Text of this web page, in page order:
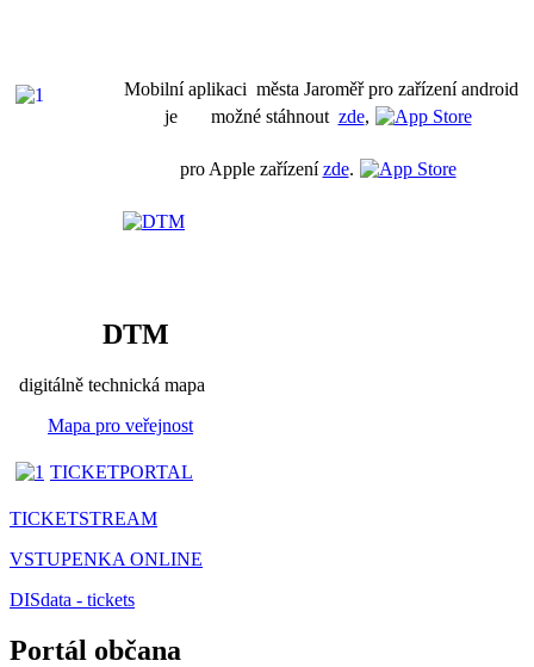
Mobilní aplikaci města Jaroměř pro zařízení android
je možné stáhnout zde,
pro Apple zařízenízde.
DTM
digitálně technická mapa
Mapa pro veřejnost
TICKETPORTAL
TICKETSTREAM
VSTUPENKA ONLINE
DISdata - tickets
Portál občana